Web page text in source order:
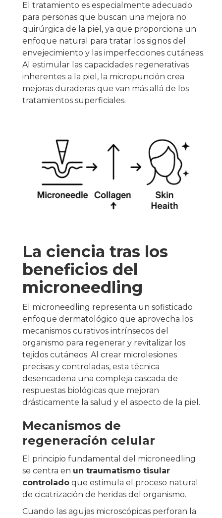
El tratamiento es especialmente adecuado
para personas que buscan una mejora no
quirúrgica de la piel, ya que proporciona un
enfoque natural para tratar los signos del
envejecimiento y las imperfecciones cutáneas.
Al estimular las capacidades regenerativas
inherentes a la piel, la micropunción crea
mejoras duraderas que van más allá de los
tratamientos superficiales.
La ciencia tras los
beneficios del
microneedling
El microneedling representa un sofisticado
enfoque dermatológico que aprovecha los
mecanismos curativos intrínsecos del
organismo para regenerar y revitalizar los
tejidos cutáneos. Al crear microlesiones
precisas y controladas, esta técnica
desencadena una compleja cascada de
respuestas biológicas que mejoran
drásticamente la salud y el aspecto de la piel.
Mecanismos de
regeneración celular
El principio fundamental del microneedling
se centra en un traumatismo tisular
controlado que estimula el proceso natural
de cicatrización de heridas del organismo.
Cuando las agujas microscópicas perforan la